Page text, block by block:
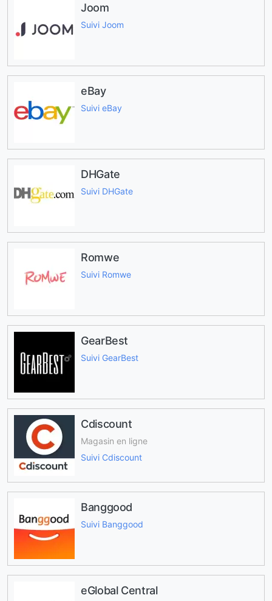
Joom
Suivi Joom
eBay
Suivi eBay
DHGate
Suivi DHGate
Romwe
Suivi Romwe
GearBest
Suivi GearBest
Cdiscount
Magasin en ligne
Suivi Cdiscount
Banggood
Suivi Banggood
eGlobal Central